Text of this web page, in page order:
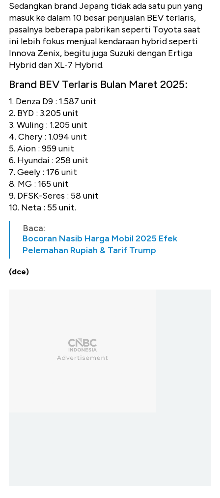
Sedangkan brand Jepang tidak ada satu pun yang
masuk ke dalam 10 besar penjualan BEV terlaris,
pasalnya beberapa pabrikan seperti Toyota saat
ini lebih fokus menjual kendaraan hybrid seperti
Innova Zenix, begitu juga Suzuki dengan Ertiga
Hybrid dan XL-7 Hybrid.
Brand BEV Terlaris Bulan Maret 2025:
1. Denza D9 : 1.587 unit
2. BYD : 3.205 unit
3. Wuling : 1.205 unit
4. Chery : 1.094 unit
5. Aion : 959 unit
6. Hyundai : 258 unit
7. Geely : 176 unit
8. MG : 165 unit
9. DFSK-Seres : 58 unit
10. Neta : 55 unit.
Baca:
Bocoran Nasib Harga Mobil 2025 Efek
Pelemahan Rupiah & Tarif Trump
(dce)